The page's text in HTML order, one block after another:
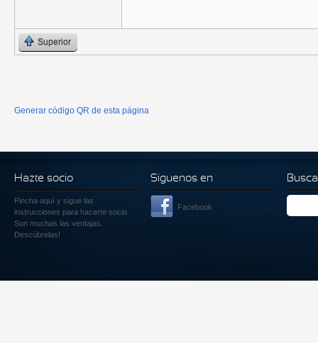
Superior
Generar código QR de esta página
Hazte socio
Pincha aquí y sigue las
instrucciones para hacerte socio.
Son muchas las ventajas.
Descúbrelas!
Siguenos en
Facebook